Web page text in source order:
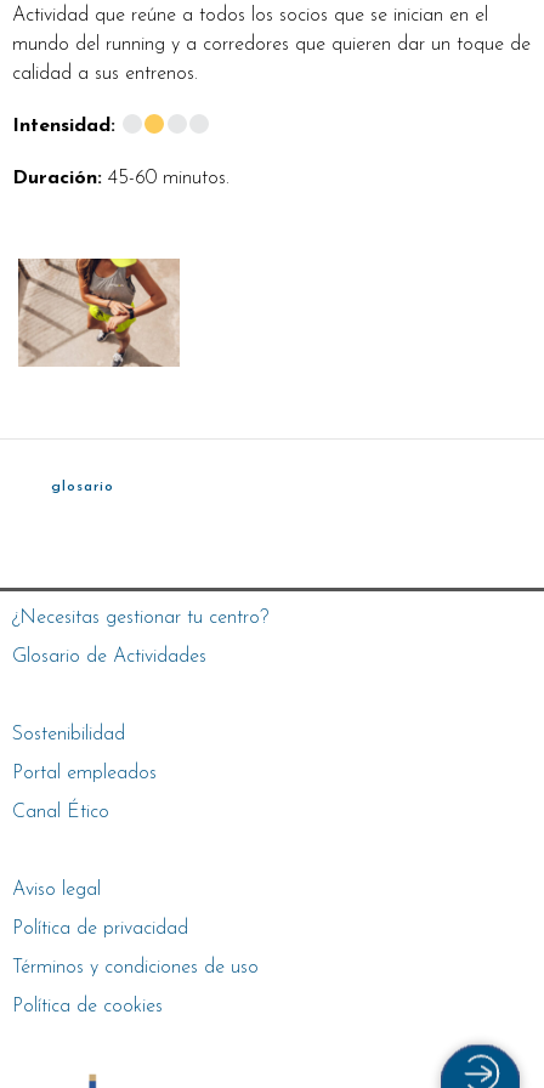
Actividad que reúne a todos los socios que se inician en el
mundo del running y a corredores que quieren dar un toque de
calidad a sus entrenos.
Intensidad:
Duración: 45-60 minutos.
glosario
¿Necesitas gestionar tu centro?
Glosario de Actividades
Sostenibilidad
Portal empleados
Canal Ético
Aviso legal
Política de privacidad
Términos y condiciones de uso
Política de cookies